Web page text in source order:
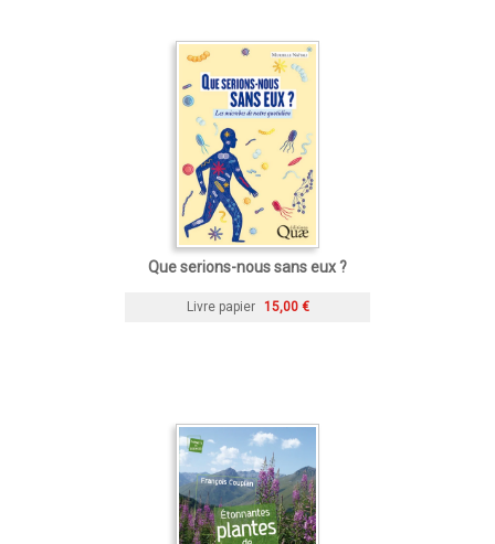
Que serions-nous sans eux ?
Livre papier 15,00 €